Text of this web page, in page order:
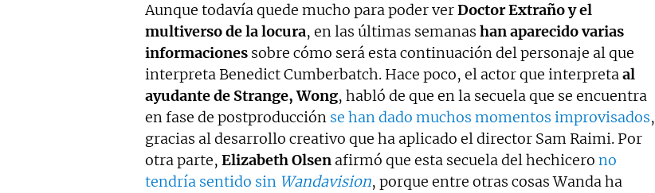
Aunque todavía quede mucho para poder verDoctor Extraño y el
multiverso de la locura, en las últimas semanas han aparecido varias
informaciones sobre cómo será esta continuación del personaje al que
interpreta Benedict Cumberbatch. Hace poco, el actor que interpretaal
ayudante de Strange, Wong, habló de que en la secuela que se encuentra
en fase de postproducción se han dado muchos momentos improvisados,
gracias al desarrollo creativo que ha aplicado el director Sam Raimi. Por
otra parte, Elizabeth Olsen afirmó que esta secuela del hechicero no
tendría sentido sin Wandavision, porque entre otras cosas Wanda ha